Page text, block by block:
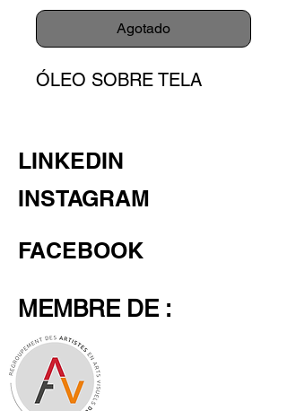
Agotado
ÓLEO SOBRE TELA
LINKEDIN
INSTAGRAM
FACEBOOK
MEMBRE DE :